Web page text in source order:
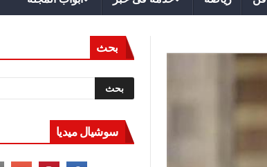
بحث
سوشيال ميديا